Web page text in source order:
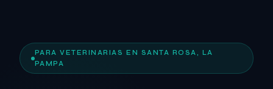
PARA VETERINARIAS EN SANTA ROSA, LA
PAMPA